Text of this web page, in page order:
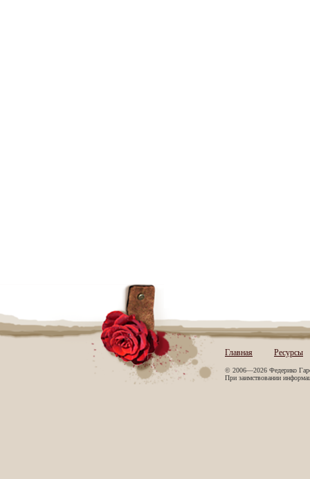
Главная Ресурсы
© 2006—2026 Федерико
При заимствовании